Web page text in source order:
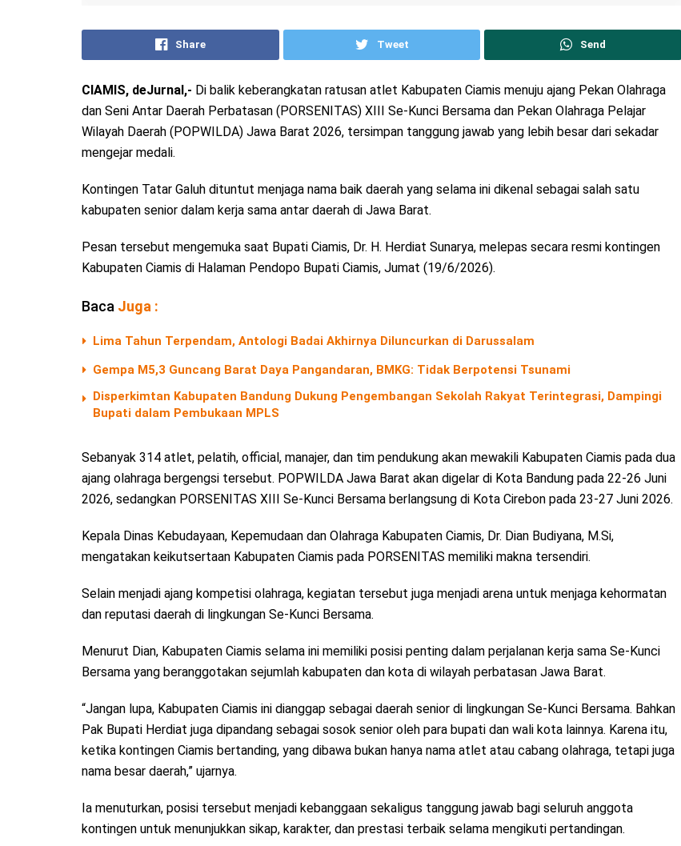
Share Tweet Send
CIAMIS, deJurnal,- Di balik keberangkatan ratusan atlet Kabupaten Ciamis menuju ajang Pekan Olahraga
dan Seni Antar Daerah Perbatasan (PORSENITAS) XIII Se-Kunci Bersama dan Pekan Olahraga Pelajar
Wilayah Daerah (POPWILDA) Jawa Barat 2026, tersimpan tanggung jawab yang lebih besar dari sekadar
mengejar medali.
Kontingen Tatar Galuh dituntut menjaga nama baik daerah yang selama ini dikenal sebagai salah satu
kabupaten senior dalam kerja sama antar daerah di Jawa Barat.
Pesan tersebut mengemuka saat Bupati Ciamis, Dr. H. Herdiat Sunarya, melepas secara resmi kontingen
Kabupaten Ciamis di Halaman Pendopo Bupati Ciamis, Jumat (19/6/2026).
Baca Juga :
Lima Tahun Terpendam, Antologi Badai Akhirnya Diluncurkan di Darussalam
Gempa M5,3 Guncang Barat Daya Pangandaran, BMKG: Tidak Berpotensi Tsunami
Disperkimtan Kabupaten Bandung Dukung Pengembangan Sekolah Rakyat Terintegrasi, Dampingi
Bupati dalam Pembukaan MPLS
Sebanyak 314 atlet, pelatih, official, manajer, dan tim pendukung akan mewakili Kabupaten Ciamis pada dua
ajang olahraga bergengsi tersebut. POPWILDA Jawa Barat akan digelar di Kota Bandung pada 22-26 Juni
2026, sedangkan PORSENITAS XIII Se-Kunci Bersama berlangsung di Kota Cirebon pada 23-27 Juni 2026.
Kepala Dinas Kebudayaan, Kepemudaan dan Olahraga Kabupaten Ciamis, Dr. Dian Budiyana, M.Si,
mengatakan keikutsertaan Kabupaten Ciamis pada PORSENITAS memiliki makna tersendiri.
Selain menjadi ajang kompetisi olahraga, kegiatan tersebut juga menjadi arena untuk menjaga kehormatan
dan reputasi daerah di lingkungan Se-Kunci Bersama.
Menurut Dian, Kabupaten Ciamis selama ini memiliki posisi penting dalam perjalanan kerja sama Se-Kunci
Bersama yang beranggotakan sejumlah kabupaten dan kota di wilayah perbatasan Jawa Barat.
“Jangan lupa, Kabupaten Ciamis ini dianggap sebagai daerah senior di lingkungan Se-Kunci Bersama. Bahkan
Pak Bupati Herdiat juga dipandang sebagai sosok senior oleh para bupati dan wali kota lainnya. Karena itu,
ketika kontingen Ciamis bertanding, yang dibawa bukan hanya nama atlet atau cabang olahraga, tetapi juga
nama besar daerah,” ujarnya.
Ia menuturkan, posisi tersebut menjadi kebanggaan sekaligus tanggung jawab bagi seluruh anggota
kontingen untuk menunjukkan sikap, karakter, dan prestasi terbaik selama mengikuti pertandingan.